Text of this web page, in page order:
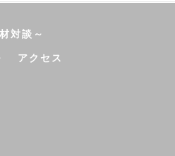
対談～
アクセス